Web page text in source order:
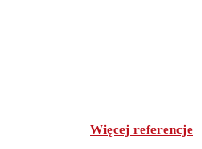
Więcej referencje